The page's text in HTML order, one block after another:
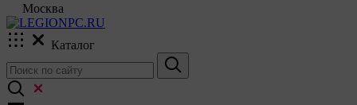
Москва
Каталог